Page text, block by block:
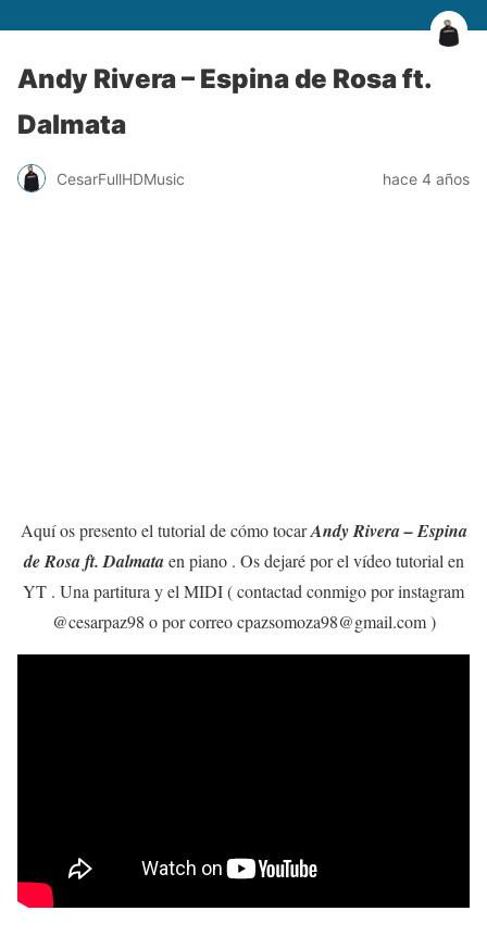
Andy Rivera – Espina de Rosa ft.
Dalmata
CesarFullHDMusic hace 4 años
Aquí os presento el tutorial de cómo tocarAndy Rivera – Espina
de Rosa ft. Dalmataen piano . Os dejaré por el vídeo tutorial en
YT . Una partitura y el MIDI ( contactad conmigo por instagram
@cesarpaz98 o por correo cpazsomoza98@gmail.com )